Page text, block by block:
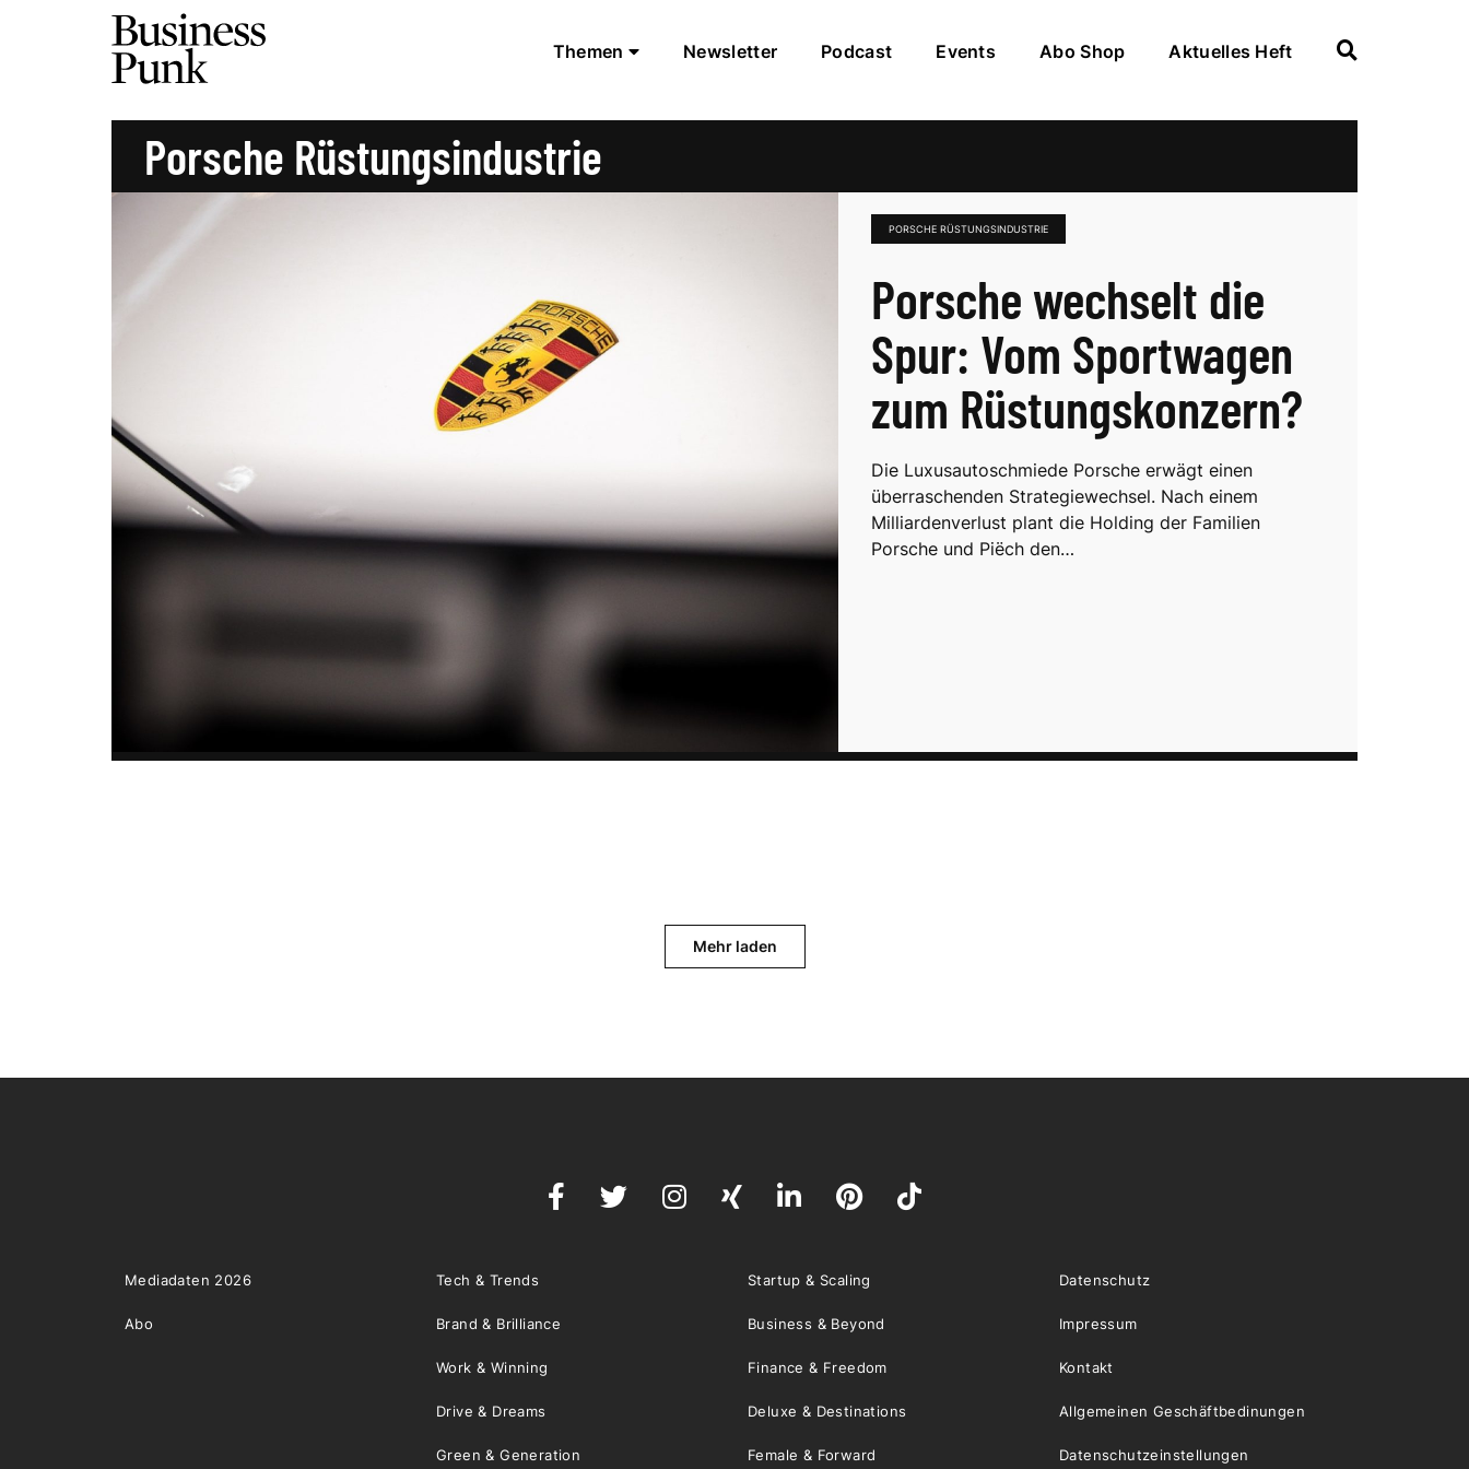
Themen Newsletter Podcast Events Abo Shop Aktuelles Heft
Porsche Rüstungsindustrie
PORSCHE RÜSTUNGSINDUSTRIE
Porsche wechselt die
Spur: Vom Sportwagen
zum Rüstungskonzern?
Die Luxusautoschmiede Porsche erwägt einen
überraschenden Strategiewechsel. Nach einem
Milliardenverlust plant die Holding der Familien
Porsche und Piëch den…
Mehr laden
Mediadaten 2026
Abo
Tech & Trends Startup & Scaling
Brand & Brilliance Business & Beyond
Work & Winning Finance & Freedom
Drive & Dreams Deluxe & Destinations
Green & Generation Female & Forward
Datenschutz
Impressum
Kontakt
Allgemeinen Geschäftbedinungen
Datenschutzeinstellungen